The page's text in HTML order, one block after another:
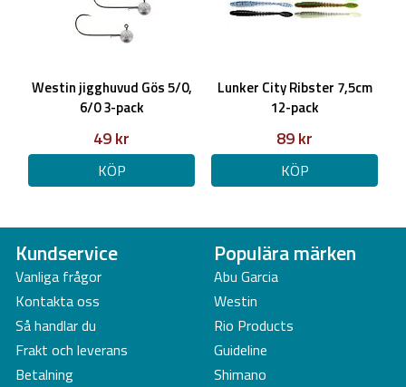
Westin jigghuvud Gös 5/0,
6/0 3-pack
49 kr
KÖP
Lunker City Ribster 7,5cm
12-pack
89 kr
KÖP
Kundservice
Vanliga frågor
Kontakta oss
Så handlar du
Frakt och leverans
Betalning
Populära märken
Abu Garcia
Westin
Rio Products
Guideline
Shimano